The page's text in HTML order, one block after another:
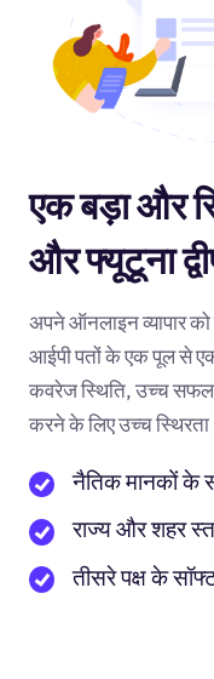
एक बड़ा और
और फ्यूटूना
अपने ऑनलाइन व्यापार
आईपी पतों के एक पूल से
कवरेज स्थिति, उच्च
करने के लिए उच्च स्थिरता
नैतिक मानकों के
राज्य और शहर
तीसरे पक्ष के